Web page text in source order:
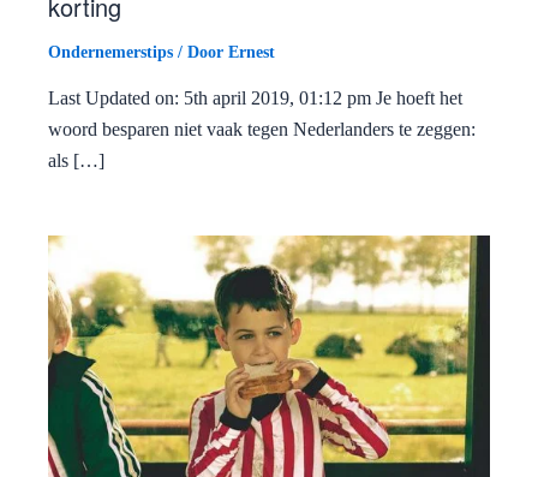
Ondernemerstips / Door Ernest
Last Updated on: 5th april 2019, 01:12 pm Je hoeft het
woord besparen niet vaak tegen Nederlanders te zeggen:
als […]